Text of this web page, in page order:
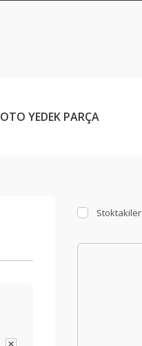
OTO YEDEK PARÇA
Stoktakiler